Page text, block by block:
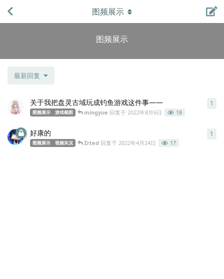
图频展示
图频展示
最新回复
关于我把盘灵古域玩成钓鱼游戏这件事——
图频展示 游戏截图 mingyue 回复于 2022年8月6日 18
1
好康的
图频展示 视频实况 Zrted 回复于 2022年4月24日 17
1